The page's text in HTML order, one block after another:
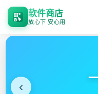
软件商店
放心下 安心用
‹